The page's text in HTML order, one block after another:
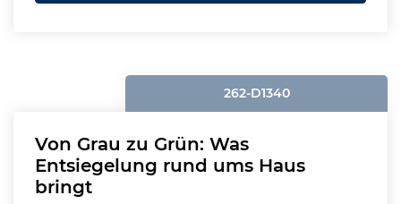
262-D1340
Von Grau zu Grün: Was
Entsiegelung rund ums Haus
bringt